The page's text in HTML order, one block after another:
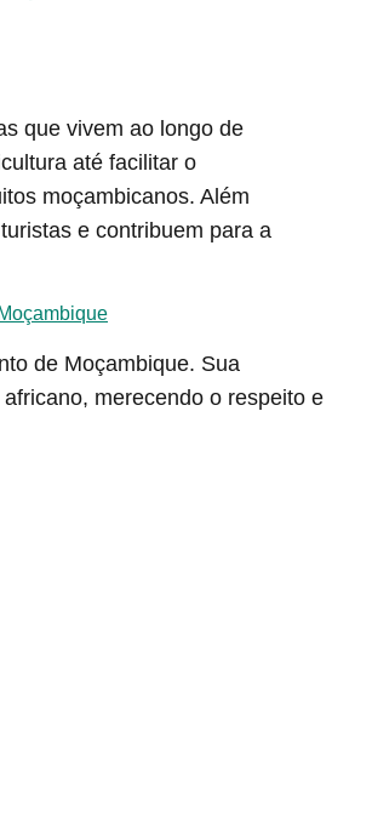
que vivem ao longo de
até facilitar o
moçambicanos. Além
e contribuem para a
de Moçambique. Sua
merecendo o respeito e